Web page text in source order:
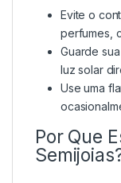
Evite o
perfumes,
Guarde
luz solar
Use uma
Por Que